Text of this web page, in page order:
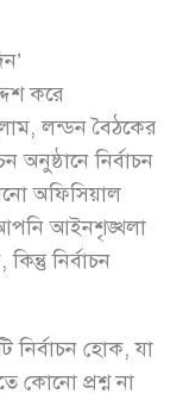
করে
লন্ডন বৈঠকের
অনুষ্ঠানে নির্বাচন
অফিসিয়াল
আপনি আইনশৃঙ্খলা
নির্বাচন
হোক, যা
কোনো প্রশ্ন না